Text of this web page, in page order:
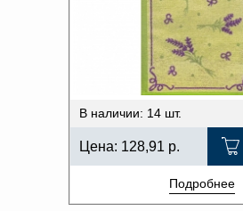
В наличии: 14 шт.
Цена: 128,91 р.
Подробнее